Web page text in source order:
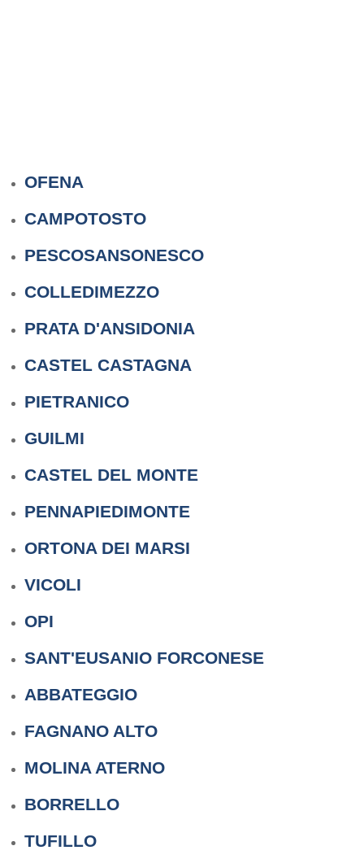
OFENA
CAMPOTOSTO
PESCOSANSONESCO
COLLEDIMEZZO
PRATA D'ANSIDONIA
CASTEL CASTAGNA
PIETRANICO
GUILMI
CASTEL DEL MONTE
PENNAPIEDIMONTE
ORTONA DEI MARSI
VICOLI
OPI
SANT'EUSANIO FORCONESE
ABBATEGGIO
FAGNANO ALTO
MOLINA ATERNO
BORRELLO
TUFILLO